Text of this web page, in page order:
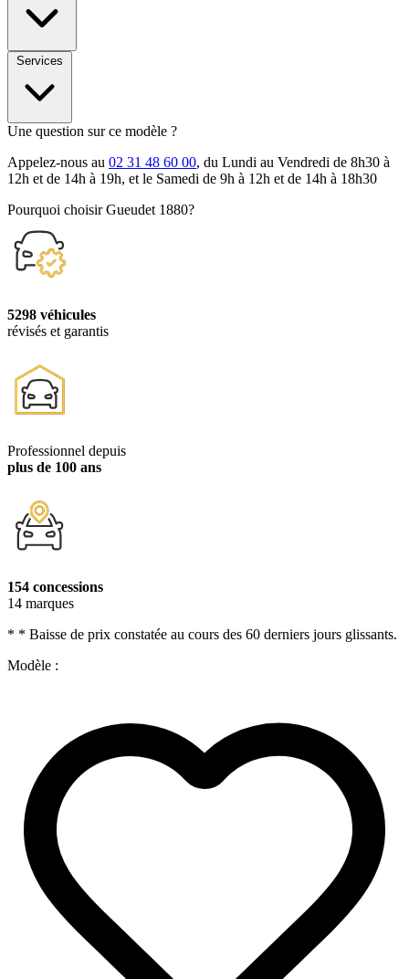
Services
Une question sur ce modèle ?
Appelez-nous au 02 31 48 60 00, du Lundi au Vendredi de 8h30 à
12h et de 14h à 19h, et le Samedi de 9h à 12h et de 14h à 18h30
Pourquoi choisir Gueudet 1880?
5298 véhicules
révisés et garantis
Professionnel depuis
plus de 100 ans
154 concessions
14 marques
* * Baisse de prix constatée au cours des 60 derniers jours glissants.
Modèle :